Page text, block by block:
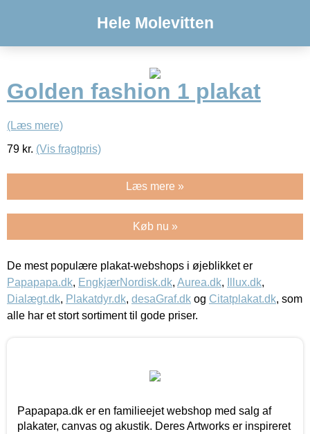
Hele Molevitten
Golden fashion 1 plakat
(Læs mere)
79 kr. (Vis fragtpris)
Læs mere »
Køb nu »
De mest populære plakat-webshops i øjeblikket er
Papapapa.dk, EngkjærNordisk.dk, Aurea.dk, Illux.dk,
Dialægt.dk, Plakatdyr.dk, desaGraf.dk og Citatplakat.dk, som
alle har et stort sortiment til gode priser.
Papapapa.dk er en familieejet webshop med salg af
plakater, canvas og akustik. Deres Artworks er inspireret